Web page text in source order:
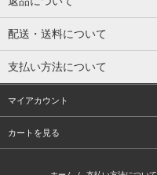
配送・送料について
支払い方法について
マイアカウント
カートを見る